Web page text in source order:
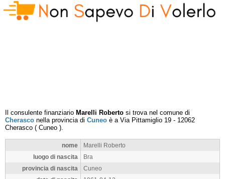
Il consulente finanziario Marelli Roberto si trova nel comune di
Cherasco nella provincia di Cuneo è a Via Pittamiglio 19 - 12062
Cherasco ( Cuneo ).
nome
Marelli Roberto
luogo di nascita
Bra
provincia di nascita
Cuneo